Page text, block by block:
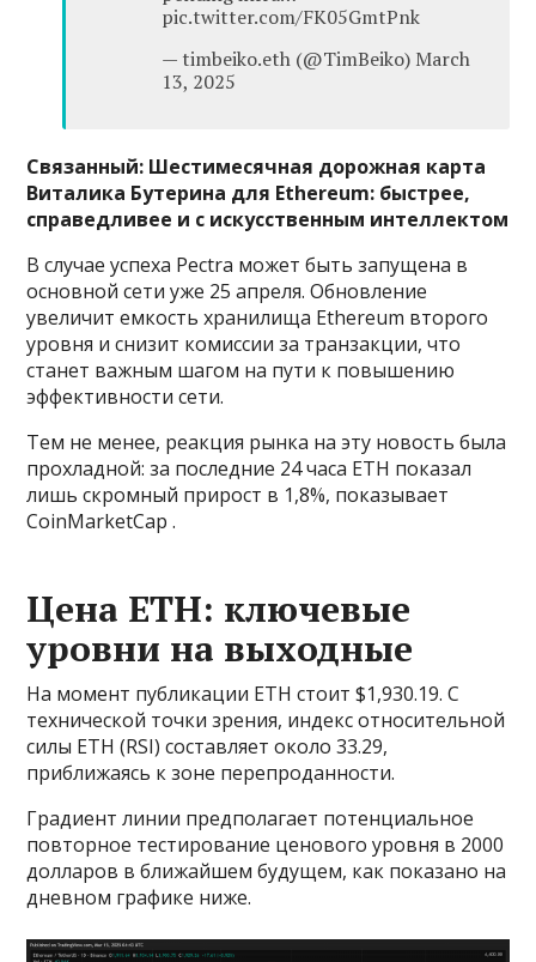
pic.twitter.com/FK05GmtPnk
— timbeiko.eth (@TimBeiko) March
13, 2025
Связанный: Шестимесячная дорожная карта
Виталика Бутерина для Ethereum: быстрее,
справедливее и с искусственным интеллектом
В случае успеха Pectra может быть запущена в
основной сети уже 25 апреля. Обновление
увеличит емкость хранилища Ethereum второго
уровня и снизит комиссии за транзакции, что
станет важным шагом на пути к повышению
эффективности сети.
Тем не менее, реакция рынка на эту новость была
прохладной: за последние 24 часа ETH показал
лишь скромный прирост в 1,8%, показывает
CoinMarketCap .
Цена ETH: ключевые
уровни на выходные
На момент публикации ETH стоит $1,930.19. С
технической точки зрения, индекс относительной
силы ETH (RSI) составляет около 33.29,
приближаясь к зоне перепроданности.
Градиент линии предполагает потенциальное
повторное тестирование ценового уровня в 2000
долларов в ближайшем будущем, как показано на
дневном графике ниже.